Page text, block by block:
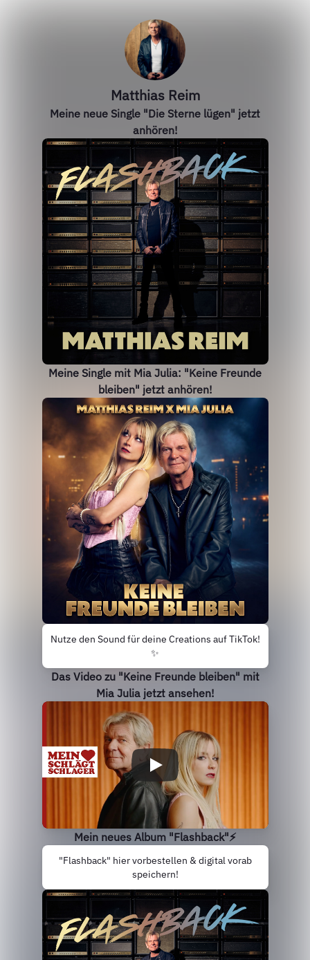
Matthias Reim
Meine neue Single "Die Sterne lügen" jetzt
anhören!
Meine Single mit Mia Julia: "Keine Freunde
bleiben" jetzt anhören!
Nutze den Sound für deine Creations auf TikTok!
✨
Das Video zu "Keine Freunde bleiben" mit
Mia Julia jetzt ansehen!
Mein neues Album "Flashback"⚡
"Flashback" hier vorbestellen & digital vorab
speichern!